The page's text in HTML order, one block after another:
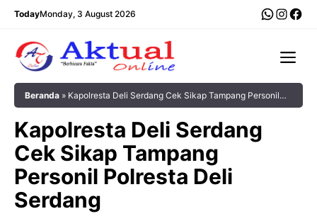
Langsung
TodayMonday, 3 August 2026
Beranda » Kapolresta Deli Serdang Cek Sikap Tampang Personil
Kapolresta Deli Serdang
Cek Sikap Tampang
Personil Polresta Deli
Serdang